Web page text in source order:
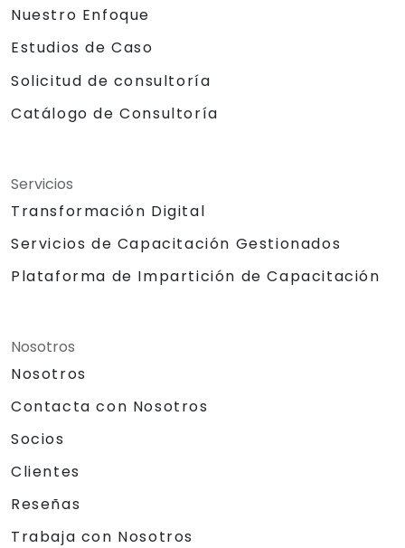
Nuestro Enfoque
Estudios de Caso
Solicitud de consultoría
Catálogo de Consultoría
Servicios
Transformación Digital
Servicios de Capacitación Gestionados
Plataforma de Impartición de Capacitación
Nosotros
Nosotros
Contacta con Nosotros
Socios
Clientes
Reseñas
Trabaja con Nosotros